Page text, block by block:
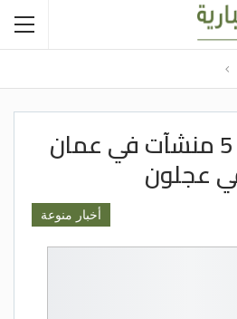
السياحة تغلق 5 منشآت في عمان
أخبار منوعة